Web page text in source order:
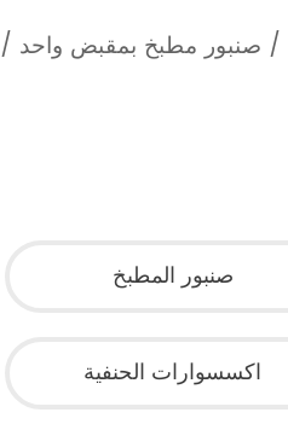
/ صنبور مطبخ بمقبض واحد /
صنبور المطبخ
اكسسوارات الحنفية